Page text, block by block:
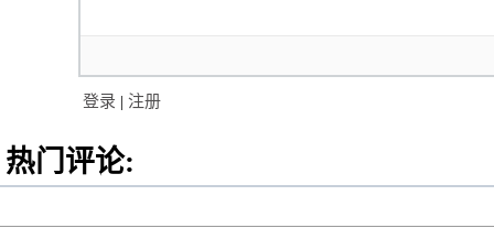
登录 | 注册
热门评论: